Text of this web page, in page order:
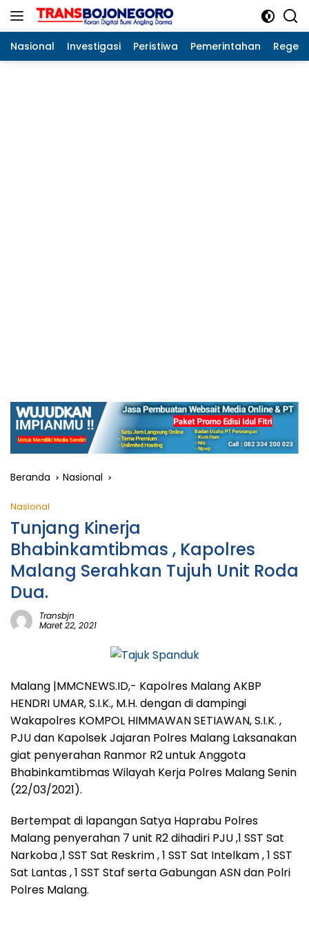
Langsung
Nasional Investigasi Peristiwa Pemerintahan
Beranda Nasional
Nasional
Tunjang Kinerja
Bhabinkamtibmas , Kapolres
Malang Serahkan Tujuh Unit Roda
Dua.
Transbjn
Maret 22, 2021
Malang |MMCNEWS.ID,- Kapolres Malang AKBP
HENDRI UMAR, S.I.K., M.H. dengan di dampingi
Wakapolres KOMPOL HIMMAWAN SETIAWAN, S.I.K. ,
PJU dan Kapolsek Jajaran Polres Malang Laksanakan
giat penyerahan Ranmor R2 untuk Anggota
Bhabinkamtibmas Wilayah Kerja Polres Malang Senin
(22/03/2021).
Bertempat di lapangan Satya Haprabu Polres
Malang penyerahan 7 unit R2 dihadiri PJU ,1 SST Sat
Narkoba ,1 SST Sat Reskrim , 1 SST Sat Intelkam , 1 SST
Sat Lantas , 1 SST Staf serta Gabungan ASN dan Polri
Polres Malang.